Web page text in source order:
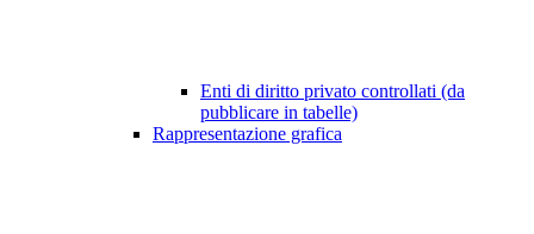
Enti di diritto privato controllati (da
pubblicare in tabelle)
Rappresentazione grafica